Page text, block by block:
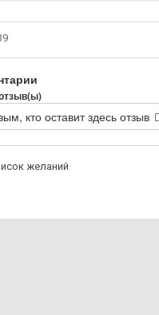
кто оставит здесь отзыв
желаний